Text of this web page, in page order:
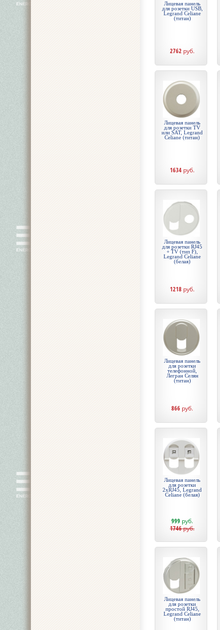
Лицевая панель
для розетки USB,
Legrand Celiane
(титан)
2762 руб.
Лицевая панель
для розетки TV
или SAT, Legrand
Celiane (титан)
1634 руб.
Лицевая панель
для розетки RJ45
+ TV (тип F),
Legrand Celiane
(белая)
1218 руб.
Лицевая панель
для розетки
телефонной,
Легран Селян
(титан)
866 руб.
Лицевая панель
для розетки
2хRJ45, Legrand
Celiane (белая)
999 руб.
1746руб.
Лицевая панель
для розетки
простой RJ45,
Legrand Celiane
(титан)